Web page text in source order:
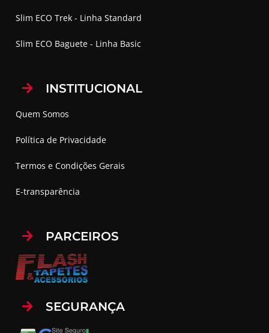
Slim ECO Trek - Linha Standard
Slim ECO Baguete - Linha Basic
INSTITUCIONAL
Quem Somos
Política de Privacidade
Termos e Condições Gerais
E-transparência
PARCEIROS
SEGURANÇA